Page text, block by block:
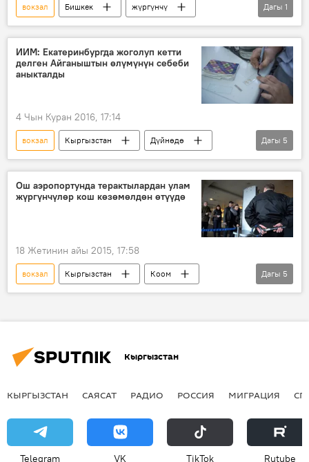
вокзал Бишкек
жүргүнчү
каттам
Дагы 1
ИИМ: Екатеринбургда жоголуп кетти
делген Айганыштын өлүмүнүн себеби
аныкталды
4 Чын Куран 2016, 17:14
вокзал Кыргызстан
Дүйнөдө
Коом
Жаңылыктар
Екатеринбург
Дагы 5
Ош аэропортунда терактылардан улам
жүргүнчүлөр кош көзөмөлдөн өтүүдө
18 Жетинин айы 2015, 17:58
вокзал Кыргызстан
Коом
Жаңылыктар
учак
текшерүү
Дагы 5
Кыргызстан
КЫРГЫЗСТАН САЯСАТ РАДИО РОССИЯ МИГРАЦИЯ
Telegram VK ТikТоk Rutube